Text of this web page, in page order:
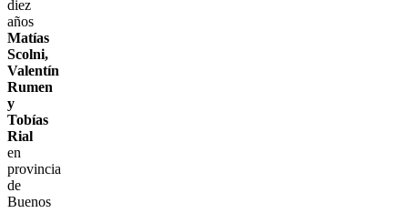
diez
años
Matías
Scolni,
Valentín
Rumen
y
Tobías
Rial
en
provincia
de
Buenos